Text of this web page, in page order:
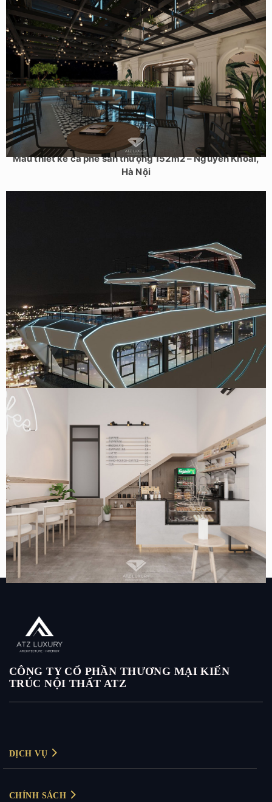
Mẫu thiết kế cà phê sân thượng 152m2 – Nguyễn Khoái,
Hà Nội
Dự án thiết kế quán cafe sân thượng tại Chùa Bộc – Anh
Cường
Mẫu thiết kế quán cafe bánh ngọt Xoài Cafe tại Hà Nội
CÔNG TY CỔ PHẦN THƯƠNG MẠI KIẾN
TRÚC NỘI THẤT ATZ
DỊCH VỤ
CHÍNH SÁCH